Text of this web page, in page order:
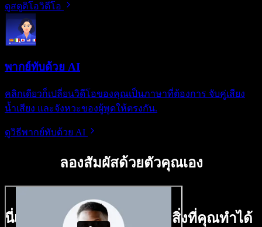
ดูสตูดิโอวิดีโอ
พากย์ทับด้วย AI
คลิกเดียวก็เปลี่ยนวิดีโอของคุณเป็นภาษาที่ต้องการ จับคู่เสียง
น้ำเสียง และจังหวะของผู้พูดให้ตรงกัน.
ดูวิธีพากย์ทับด้วย AI
ลองสัมผัสด้วยตัวคุณเอง
นี่เป็นเพียงตัวอย่างเล็กๆ ของสิ่งที่คุณทำได้